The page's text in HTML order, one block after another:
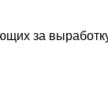
за